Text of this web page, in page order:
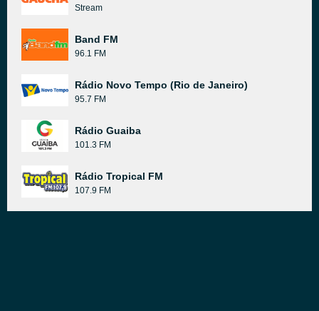
Stream
Band FM
96.1 FM
Rádio Novo Tempo (Rio de Janeiro)
95.7 FM
Rádio Guaiba
101.3 FM
Rádio Tropical FM
107.9 FM